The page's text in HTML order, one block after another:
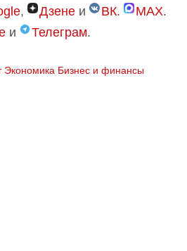
, Дзене и ВК. MAX.
и Телеграм.
Экономика Бизнес и финансы